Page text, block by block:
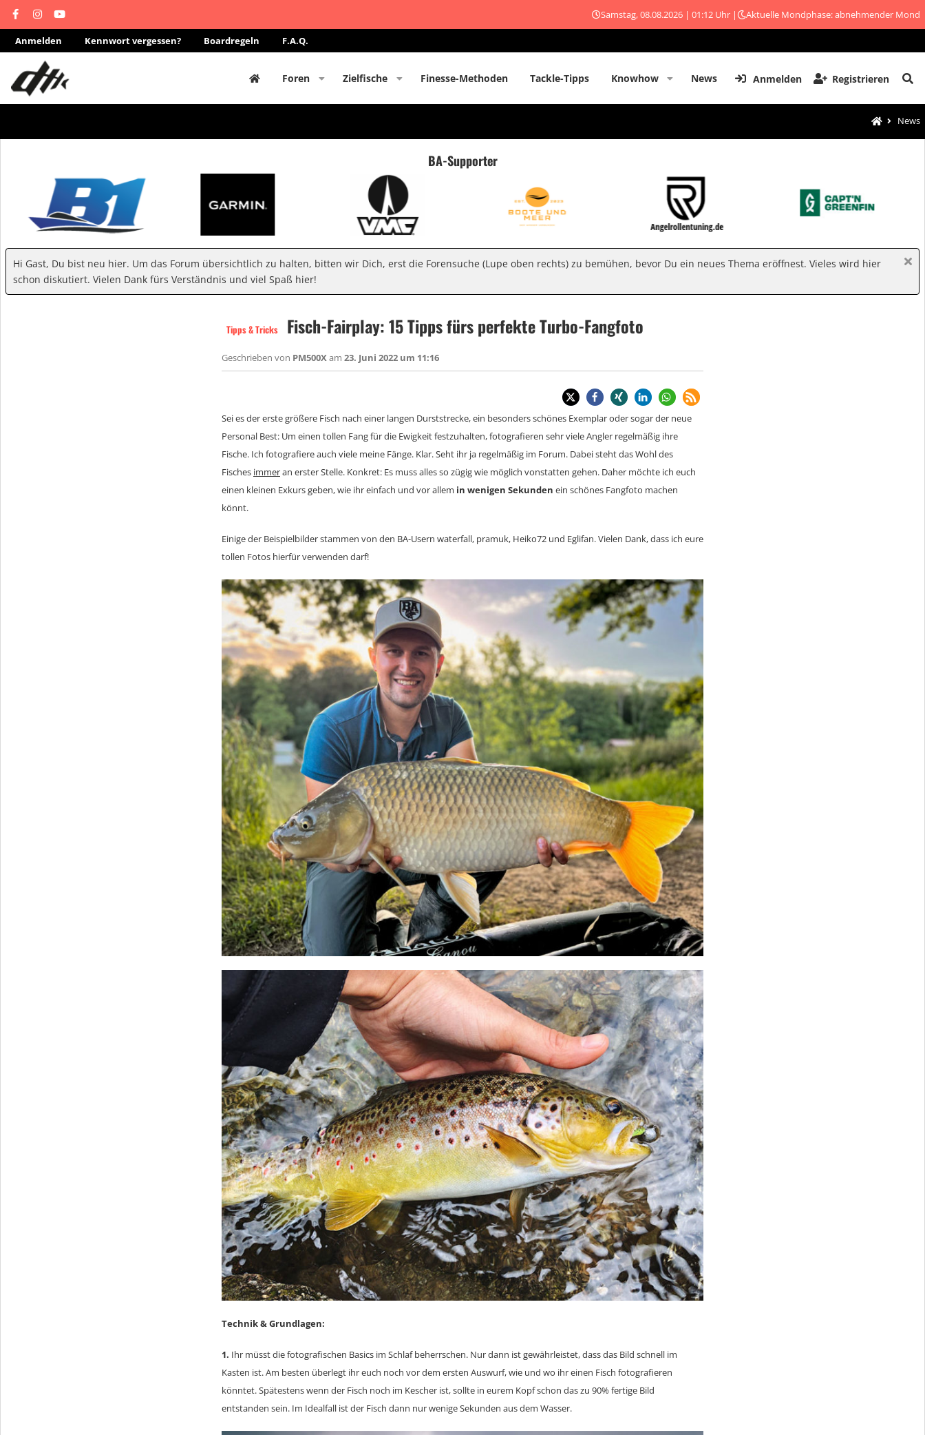
Samstag, 08.08.2026 | 01:12 Uhr | Aktuelle Mondphase: abnehmender Mond
Anmelden Kennwort vergessen? Boardregeln F.A.Q.
Foren Zielfische Finesse-Methoden Tackle-Tipps Knowhow News Anmelden Registrieren
News
BA-Supporter
Hi Gast, Du bist neu hier. Um das Forum übersichtlich zu halten, bitten wir Dich, erst die Forensuche (Lupe oben rechts) zu bemühen, bevor Du ein neues Thema eröffnest. Vieles wird hier
schon diskutiert. Vielen Dank fürs Verständnis und viel Spaß hier!
Tipps & Tricks Fisch-Fairplay: 15 Tipps fürs perfekte Turbo-Fangfoto
Geschrieben von PM500Xam 23. Juni 2022 um 11:16
Sei es der erste größere Fisch nach einer langen Durststrecke, ein besonders schönes Exemplar oder sogar der neue
Personal Best: Um einen tollen Fang für die Ewigkeit festzuhalten, fotografieren sehr viele Angler regelmäßig ihre
Fische. Ich fotografiere auch viele meine Fänge. Klar. Seht ihr ja regelmäßig im Forum. Dabei steht das Wohl des
Fisches immeran erster Stelle. Konkret: Es muss alles so zügig wie möglich vonstatten gehen. Daher möchte ich euch
einen kleinen Exkurs geben, wie ihr einfach und vor allem in wenigen Sekunden ein schönes Fangfoto machen
könnt.
Einige der Beispielbilder stammen von den BA-Usern waterfall, pramuk, Heiko72 und Eglifan. Vielen Dank, dass ich eure
tollen Fotos hierfür verwenden darf!
Technik & Grundlagen:
1. Ihr müsst die fotografischen Basics im Schlaf beherrschen. Nur dann ist gewährleistet, dass das Bild schnell im
Kasten ist. Am besten überlegt ihr euch noch vor dem ersten Auswurf, wie und wo ihr einen Fisch fotografieren
könntet. Spätestens wenn der Fisch noch im Kescher ist, sollte in eurem Kopf schon das zu 90% fertige Bild
entstanden sein. Im Idealfall ist der Fisch dann nur wenige Sekunden aus dem Wasser.